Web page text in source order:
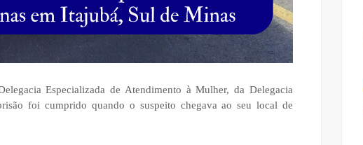
Especializada de Atendimento à Mulher, da Delegacia
foi cumprido quando o suspeito chegava ao seu local de